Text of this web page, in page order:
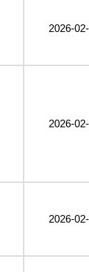
2026-
2026-
2026-